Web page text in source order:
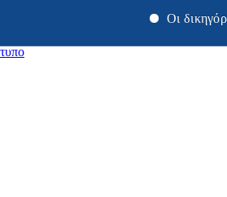
Οι δικηγόροι μας